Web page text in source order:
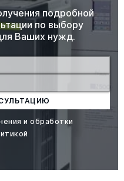
подробной
по выбору
Ваших нужд.
и обработки